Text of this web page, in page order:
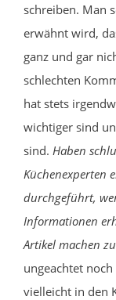
schreiben. Man
erwähnt wird,
ganz und gar
schlechten
hat stets
wichtiger sind
sind. Haben
Küchenexperten
durchgeführt,
Informationen
Artikel machen
ungeachtet
vielleicht in den